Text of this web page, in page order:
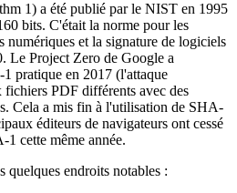
1) a été publié par le NIST en 1995
bits. C'était la norme pour les
numériques et la signature de logiciels
Le Project Zero de Google a
pratique en 2017 (l'attaque
PDF différents avec des
Cela a mis fin à l'utilisation de SHA-
éditeurs de navigateurs ont cessé
1 cette même année.
quelques endroits notables :